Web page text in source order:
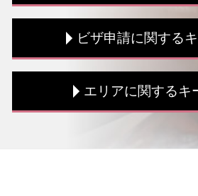
資金調達 種類
土地 相続 税金対策
相続時精算課税制度 メリット
相続税 期限
海外税務 手続き
海外税務 個人
法人税 計算
法人税 種類
法人税 支払い方法
住民税 非課税所得
法人税 交際費
ビザ申請に関する
就労ビザ 更新 必要書類
資格外活動許可 申請
ビザ申請 費用
エリアに関するキ
ビザ申請 中央区 税理士